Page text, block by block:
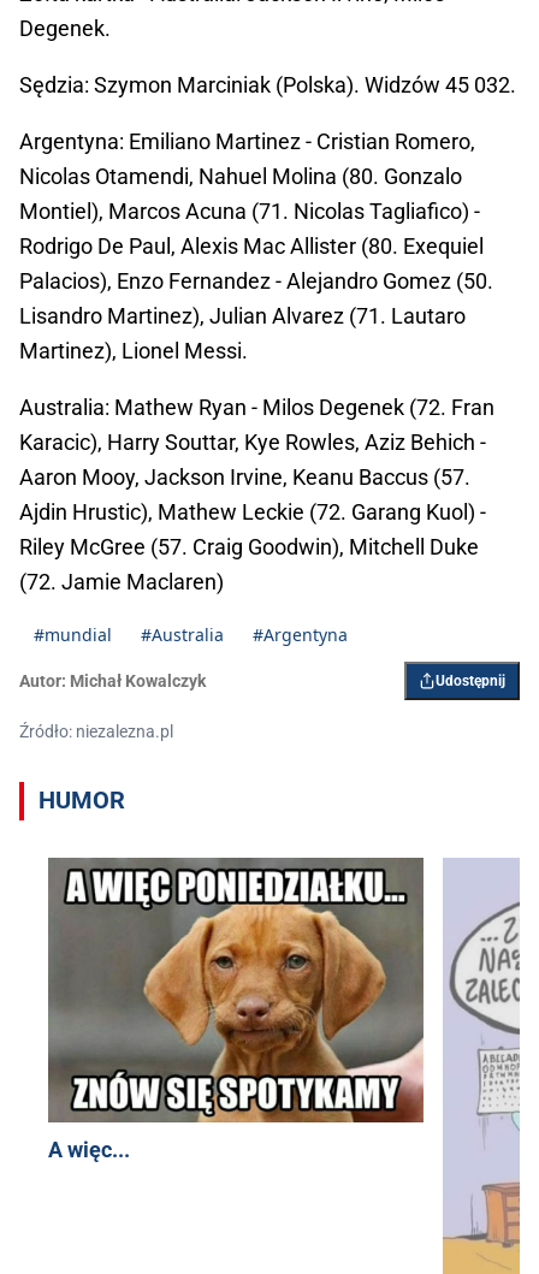
Degenek.
Sędzia: Szymon Marciniak (Polska). Widzów 45 032.
Argentyna: Emiliano Martinez - Cristian Romero,
Nicolas Otamendi, Nahuel Molina (80. Gonzalo
Montiel), Marcos Acuna (71. Nicolas Tagliafico) -
Rodrigo De Paul, Alexis Mac Allister (80. Exequiel
Palacios), Enzo Fernandez - Alejandro Gomez (50.
Lisandro Martinez), Julian Alvarez (71. Lautaro
Martinez), Lionel Messi.
Australia: Mathew Ryan - Milos Degenek (72. Fran
Karacic), Harry Souttar, Kye Rowles, Aziz Behich -
Aaron Mooy, Jackson Irvine, Keanu Baccus (57.
Ajdin Hrustic), Mathew Leckie (72. Garang Kuol) -
Riley McGree (57. Craig Goodwin), Mitchell Duke
(72. Jamie Maclaren)
#mundial #Australia #Argentyna
Autor: Michał Kowalczyk Udostępnij
Źródło: niezalezna.pl
HUMOR
A więc...